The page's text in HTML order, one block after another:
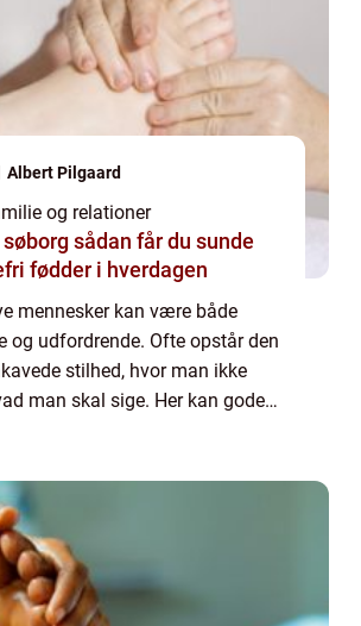
Albert Pilgaard
og relationer
får du sunde
fødder i hverdagen
mennesker kan være både
og udfordrende. Ofte opstår den
stilhed, hvor man ikke
man skal sige. Her kan gode